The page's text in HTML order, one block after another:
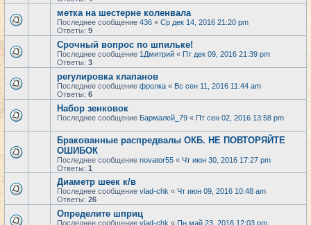
метка на шестерне коленвала
Последнее сообщение 436 « Ср дек 14, 2016 21:20 pm
Ответы: 9
Срочный вопрос по шпильке!
Последнее сообщение 1Дмитрий « Пт дек 09, 2016 21:39 pm
Ответы: 3
регулировка клапанов
Последнее сообщение фролка « Вс сен 11, 2016 11:44 am
Ответы: 6
Набор зенковок
Последнее сообщение Бармалей_79 « Пт сен 02, 2016 13:58 pm
Бракованные распредвалы ОКБ. НЕ ПОВТОРЯЙТЕ
ОШИБОК
Последнее сообщение novator55 « Чт июн 30, 2016 17:27 pm
Ответы: 1
Диаметр шеек к/в
Последнее сообщение vlad-chk « Чт июн 09, 2016 10:48 am
Ответы: 26
Определите шприц
Последнее сообщение vlad-chk « Пн май 23, 2016 12:03 pm